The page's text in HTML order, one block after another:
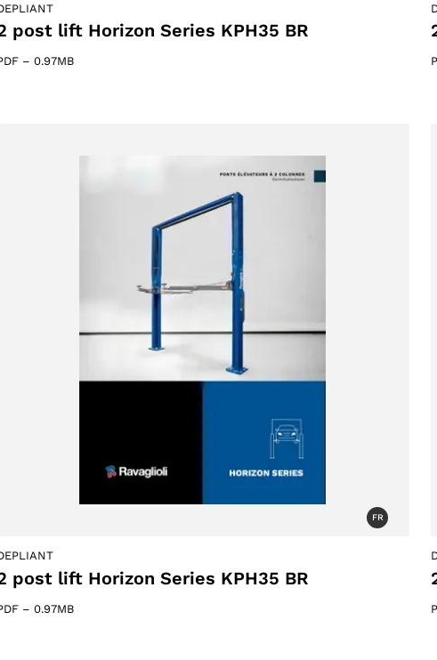
prodotto
prodotto
post lift Horizon Series KPH35 BR
– 0.97MB
FR
post lift Horizon Series KPH35 BR
– 0.97MB